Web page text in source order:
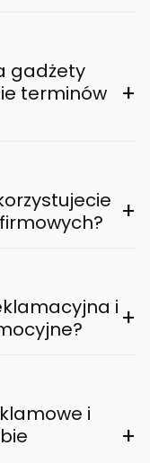
gadżety
terminów
+
+
i +
i
+